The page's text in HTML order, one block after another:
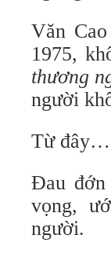
Văn
1975,
thương
người
Từ đây…
Đau
vọng,
người.